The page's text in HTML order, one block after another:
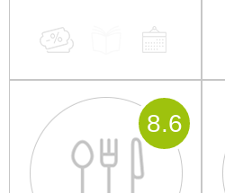
8.6